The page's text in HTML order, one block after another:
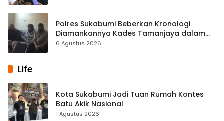
Polres Sukabumi Beberkan Kronologi
Diamankannya Kades Tamanjaya dalam
Kasus Sabu
6 Agustus 2026
Life
Kota Sukabumi Jadi Tuan Rumah Kontes
Batu Akik Nasional
1 Agustus 2026